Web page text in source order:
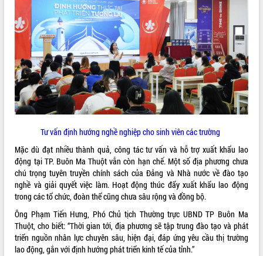
sầu riêng tại Đắk Lắk
Trình diễn nghệ thuật chế biến các
món ăn từ sầu riêng
Đắk Lắk công bố Quy hoạch và xúc
tiến đầu tư tỉnh
Ngành cá ngừ Đắk Lắk chủ động thích
ứng để giữ vững thị trường xuất khẩu
Diễn đàn Kinh tế tư nhân Việt Nam đột
Đề án 06 tạo bước ngoặt đột phá trong
cải cách hành chính tỉnh Đắk Lắk
Kết nối tour, đẩy mạnh chuyển đổi số
để phát triển du lịch Đắk Lắk
Khởi động Dự án Đầu tư xây dựng hạ
tầng kỹ thuật Cụm công nghiệp Tân
Tiến
Gặp mặt các cơ quan báo chí nhân Kỷ
niệm 101 năm Ngày Báo chí Cách
mạng Việt Nam
Tư vấn định hướng nghề nghiệp cho sinh viên các trường
Mặc dù đạt nhiều thành quả, công tác tư vấn và hỗ trợ xuất khẩu lao
động tại TP. Buôn Ma Thuột vẫn còn hạn chế. Một số địa phương chưa
chú trọng tuyên truyền chính sách của Đảng và Nhà nước về đào tạo
nghề và giải quyết việc làm. Hoạt động thúc đẩy xuất khẩu lao động
trong các tổ chức, đoàn thể cũng chưa sâu rộng và đồng bộ.
Ông Phạm Tiến Hưng, Phó Chủ tịch Thường trực UBND TP Buôn Ma
Thuột, cho biết: “Thời gian tới, địa phương sẽ tập trung đào tạo và phát
triển nguồn nhân lực chuyên sâu, hiện đại, đáp ứng yêu cầu thị trường
lao động, gắn với định hướng phát triển kinh tế của tỉnh.”